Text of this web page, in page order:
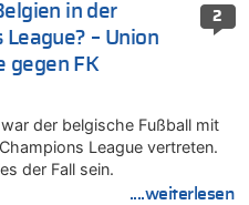
2
in der
League? – Union
gegen FK
der belgische Fußball mit
League vertreten.
der Fall sein.
....weiterlesen